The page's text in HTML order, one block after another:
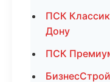
ПСК
Дону
ПСК